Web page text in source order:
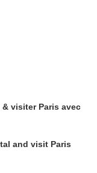
visiter Paris avec
and visit Paris